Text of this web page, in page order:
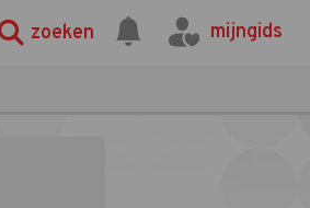
zoeken mijngids